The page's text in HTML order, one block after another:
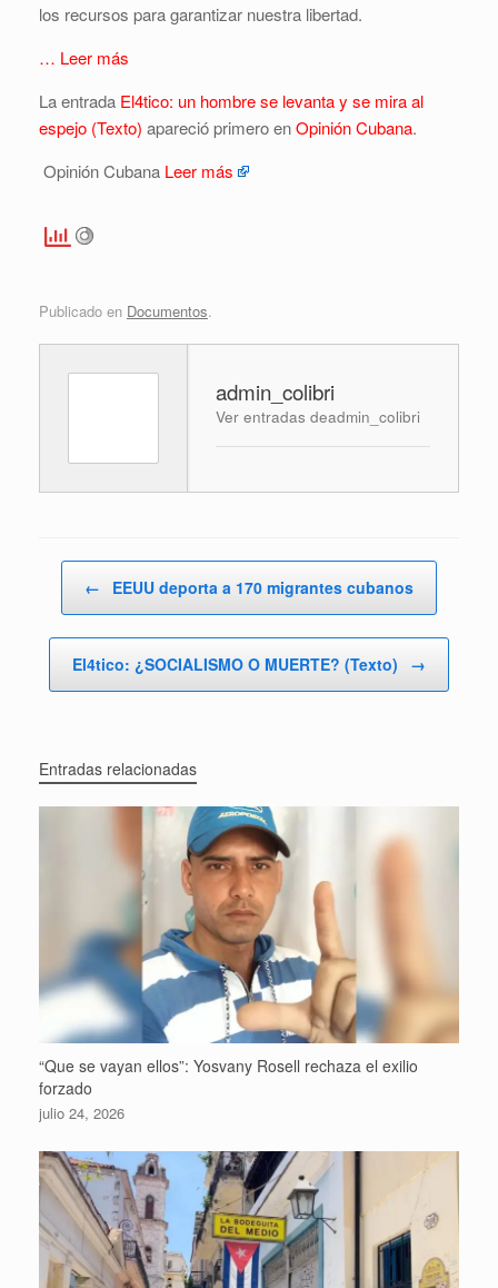
los recursos para garantizar nuestra libertad.
… Leer más
La entrada El4tico: un hombre se levanta y se mira al
espejo (Texto) apareció primero enOpinión Cubana.
Opinión Cubana Leer más
Publicado en Documentos.
admin_colibri
Ver entradas deadmin_colibri
← EEUU deporta a 170 migrantes cubanos
El4tico: ¿SOCIALISMO O MUERTE? (Texto) →
Entradas relacionadas
“Que se vayan ellos”: Yosvany Rosell rechaza el exilio
forzado
julio 24, 2026